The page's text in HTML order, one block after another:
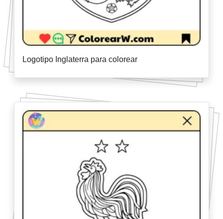
Logotipo Inglaterra para colorear